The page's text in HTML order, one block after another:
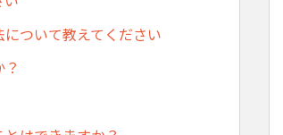
ついて教えてください